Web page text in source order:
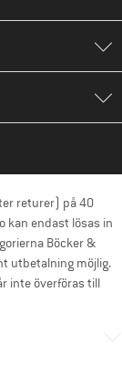
returer) på 40
kan endast lösas in
Böcker &
utbetalning möjlig.
inte överföras till